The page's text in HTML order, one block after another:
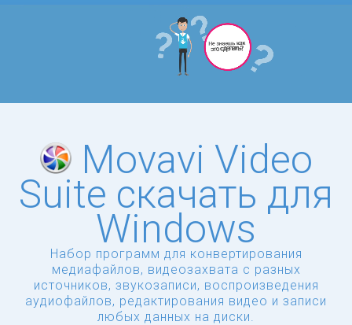
Movavi Video
Suite скачать для
Windows
Набор программ для конвертирования
медиафайлов, видеозахвата с разных
источников, звукозаписи, воспроизведения
аудиофайлов, редактирования видео и записи
любых данных на диски.